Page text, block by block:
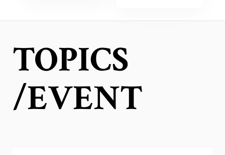
TOPICS
/EVENT